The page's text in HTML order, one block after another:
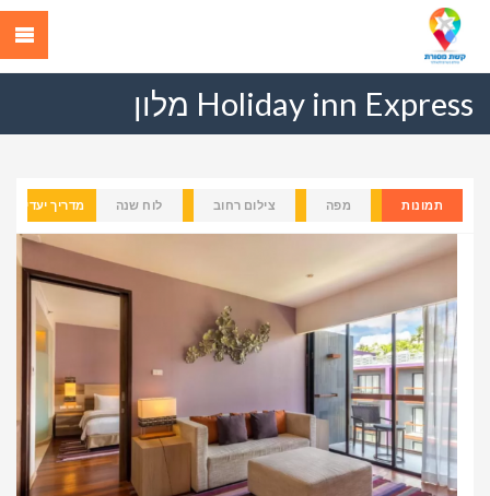
Holiday inn Express מלון
תמונות מפה צילום רחוב לוח שנה מדריך יעדים
Previous Next